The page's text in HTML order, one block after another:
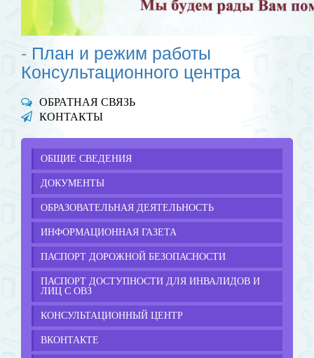
- План и режим работы
Консультационного центра
ОБРАТНАЯ СВЯЗЬ
КОНТАКТЫ
ОБЩИЕ СВЕДЕНИЯ
ДОКУМЕНТЫ
ОБРАЗОВАТЕЛЬНАЯ ДЕЯТЕЛЬНОСТЬ
ИНФОРМАЦИОННАЯ ГАЗЕТА
ПАСПОРТ ДОРОЖНОЙ БЕЗОПАСНОСТИ
ПАСПОРТ ДОСТУПНОСТИ ДЛЯ ИНВАЛИДОВ И
ЛИЦ С ОВЗ
КОНСУЛЬТАЦИОННЫЙ ЦЕНТР
ВКОНТАКТЕ